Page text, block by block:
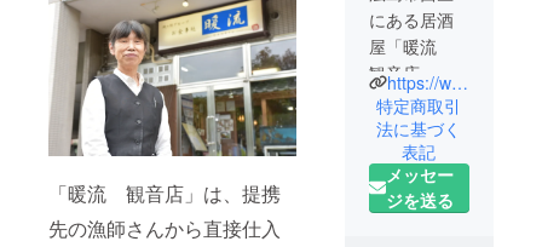
「暖流 観音店」は、提携
先の漁師さんから直接仕入
にある居酒
屋「暖流
観音店」で
す！当店
は、提携先
の漁師さん
から直接仕
入れた天然
https://www.instagram.com/danryuu_kanon/
特定商取引
法に基づく
表記
メッセー
ジを送る